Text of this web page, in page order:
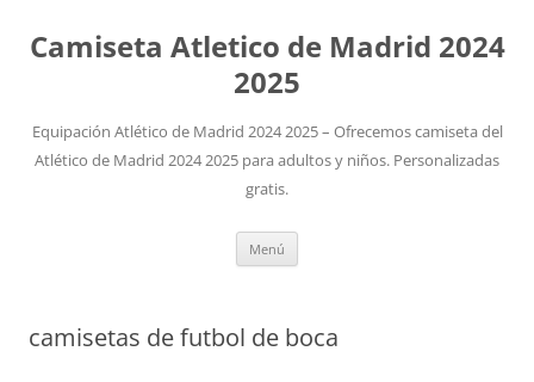
Camiseta Atletico de Madrid 2024
2025
Equipación Atlético de Madrid 2024 2025 – Ofrecemos camiseta del
Atlético de Madrid 2024 2025 para adultos y niños. Personalizadas
gratis.
Menú
camisetas de futbol de boca